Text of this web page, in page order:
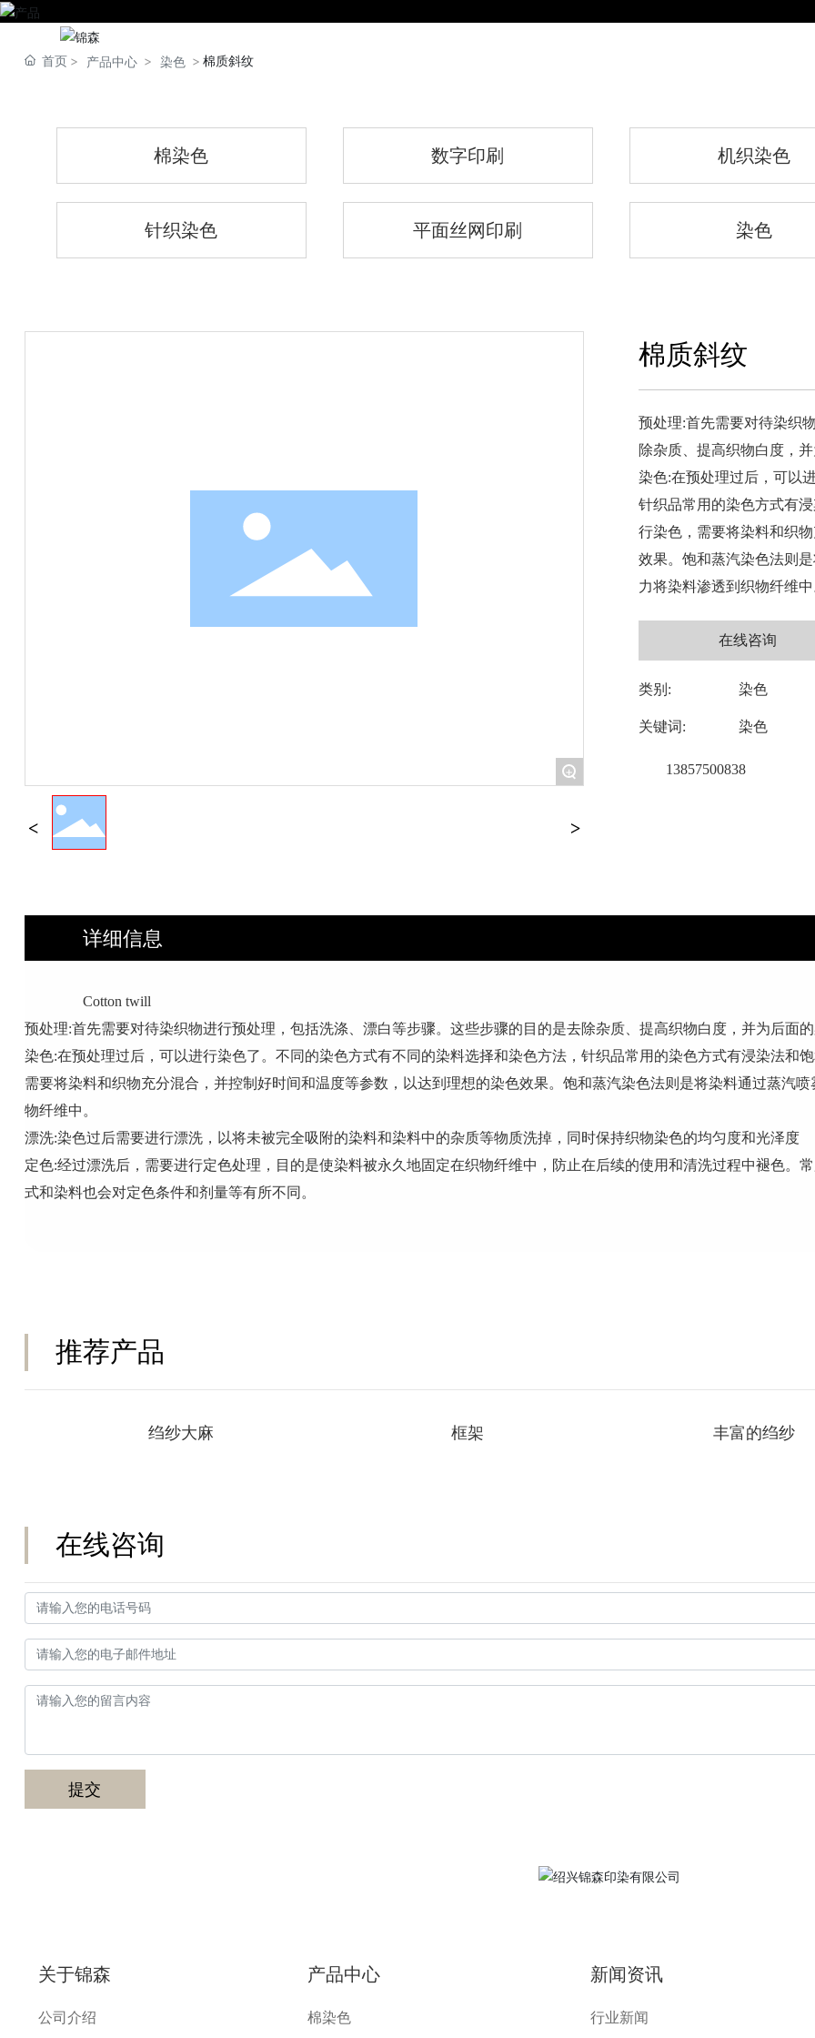
首页 产品中心 染色 棉质斜纹
棉染色 数字印刷 机织染色
针织染色 平面丝网印刷 染色
+
棉质斜纹
预处理:首先需要对待染织
除杂质、提高织物白度，
染色:在预处理过后，可以
针织品常用的染色方式有
行染色，需要将染料和织
效果。饱和蒸汽染色法则
力将染料渗透到织物纤维中
在线咨询
类别: 染色
关键词: 染色
13857500838
详细信息
Cotton twill
预处理:首先需要对待染织物进行预处理，包括洗涤、漂白等步骤。这些步骤的目的是去除杂质、提高织物白度，并为后面的
染色:在预处理过后，可以进行染色了。不同的染色方式有不同的染料选择和染色方法，针织品常用的染色方式有浸染法和
需要将染料和织物充分混合，并控制好时间和温度等参数，以达到理想的染色效果。饱和蒸汽染色法则是将染料通过蒸汽
物纤维中。
漂洗:染色过后需要进行漂洗，以将未被完全吸附的染料和染料中的杂质等物质洗掉，同时保持织物染色的均匀度和光泽度
定色:经过漂洗后，需要进行定色处理，目的是使染料被永久地固定在织物纤维中，防止在后续的使用和清洗过程中褪色。
式和染料也会对定色条件和剂量等有所不同。
推荐产品
绉纱大麻 框架 丰富的绉纱
在线咨询
提交
关于锦森
公司介绍
产品中心
棉染色
新闻资讯
行业新闻